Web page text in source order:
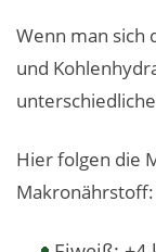
Wenn man sich
und
Hier folgen die
Makronährstoff: